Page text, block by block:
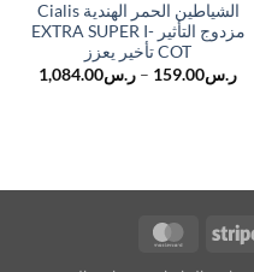
الشياطين الحمر الهندية Cialis
مزدوج التأثير EXTRA SUPER I-
COT تأخير يعزز
ر.س159.00
– ر.س1,084.00
Stripe